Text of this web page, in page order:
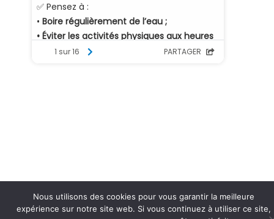
Nous utilisons des cookies pour vous garantir la meilleure
expérience sur notre site web. Si vous continuez à utiliser ce site,